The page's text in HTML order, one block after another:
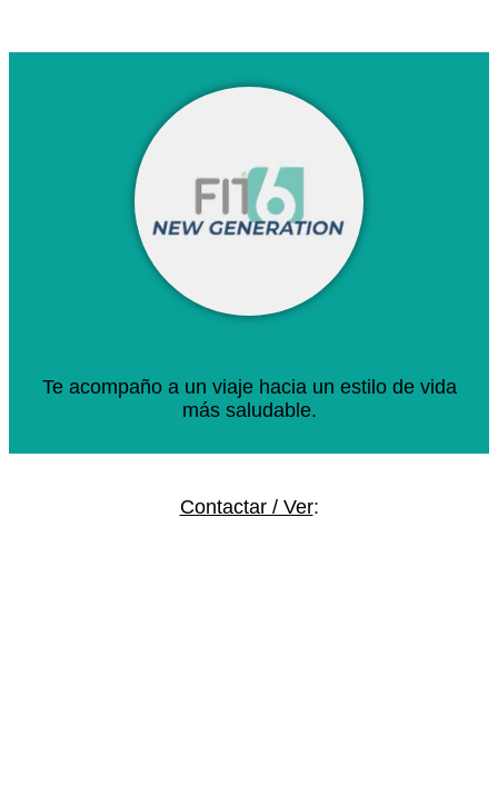
Te acompaño a un viaje hacia un estilo de vida
más saludable.
Contactar / Ver: